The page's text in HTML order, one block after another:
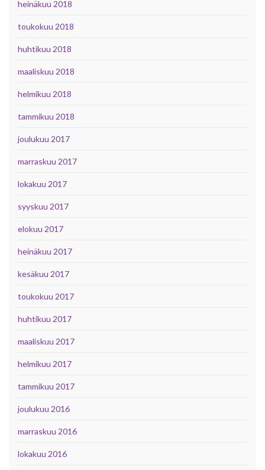
heinäkuu 2018
toukokuu 2018
huhtikuu 2018
maaliskuu 2018
helmikuu 2018
tammikuu 2018
joulukuu 2017
marraskuu 2017
lokakuu 2017
syyskuu 2017
elokuu 2017
heinäkuu 2017
kesäkuu 2017
toukokuu 2017
huhtikuu 2017
maaliskuu 2017
helmikuu 2017
tammikuu 2017
joulukuu 2016
marraskuu 2016
lokakuu 2016